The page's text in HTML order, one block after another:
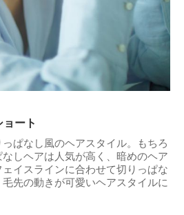
ート
ぱなし風のヘアスタイル。もちろ
しヘアは人気が高く、暗めのヘア
イスラインに合わせて切りっぱな
先の動きが可愛いヘアスタイルに